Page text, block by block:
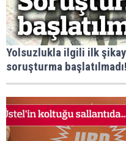
Yolsuzlukla ilgili ilk
soruşturma başlatılmadı!